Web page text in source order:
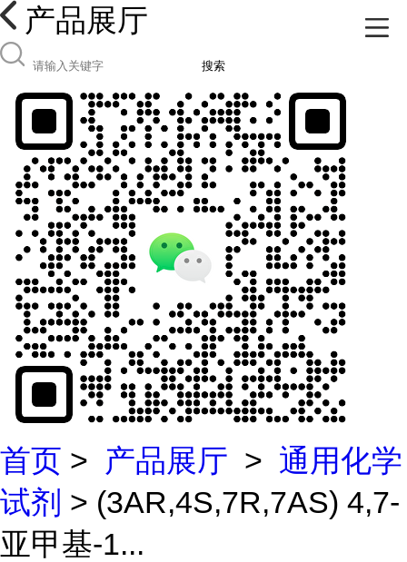
产品展厅
搜索
首页 > 产品展厅 > 通用化学
试剂 > (3AR,4S,7R,7AS) 4,7-
亚甲基-1...